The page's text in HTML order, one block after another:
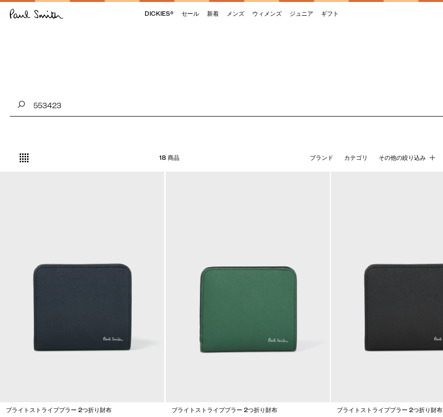
DICKIES® セール 新着 メンズ ウィメンズ ジュニア ギフト
18 商品 ブランド カテゴリ その他の絞り込み
ブライトストライププラー 2つ折り財布
ブライトストライププラー 2つ折り財布
ブライトストライププラー 2つ折り財布